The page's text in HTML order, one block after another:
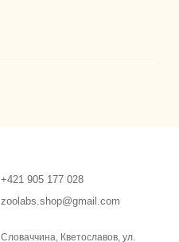
+421 905 177 028
zoolabs.shop@gmail.com
Словаччина, Кветославов, ул.